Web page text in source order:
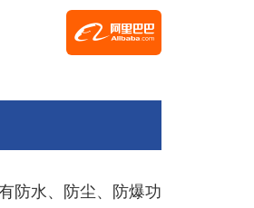
防水、防尘、防爆功